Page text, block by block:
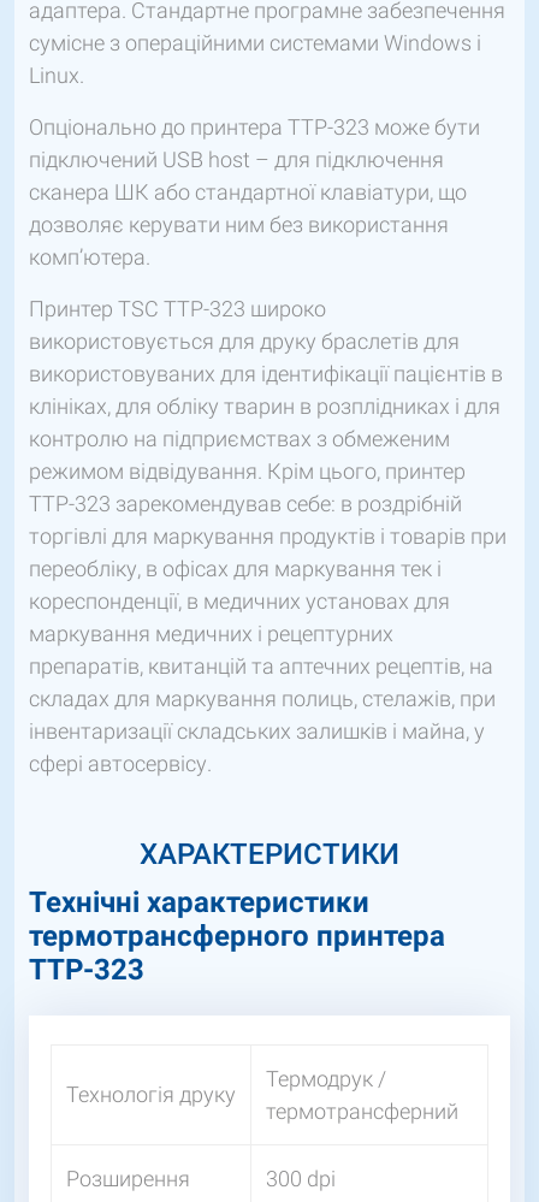
адаптера. Стандартне програмне забезпечення
сумісне з операційними системами Windows і
Linux.
Опціонально до принтера TTP-323 може бути
підключений USB host – для підключення
сканера ШК або стандартної клавіатури, що
дозволяє керувати ним без використання
комп’ютера.
Принтер TSC TTP-323 широко
використовується для друку браслетів для
використовуваних для ідентифікації пацієнтів в
клініках, для обліку тварин в розплідниках і для
контролю на підприємствах з обмеженим
режимом відвідування. Крім цього, принтер
TTP-323 зарекомендував себе: в роздрібній
торгівлі для маркування продуктів і товарів при
переобліку, в офісах для маркування тек і
кореспонденції, в медичних установах для
маркування медичних і рецептурних
препаратів, квитанцій та аптечних рецептів, на
складах для маркування полиць, стелажів, при
інвентаризації складських залишків і майна, у
сфері автосервісу.
ХАРАКТЕРИСТИКИ
Технічні характеристики
термотрансферного принтера
TTP-323
Технологія друку
Термодрук /
термотрансферний
Розширення 300 dpi